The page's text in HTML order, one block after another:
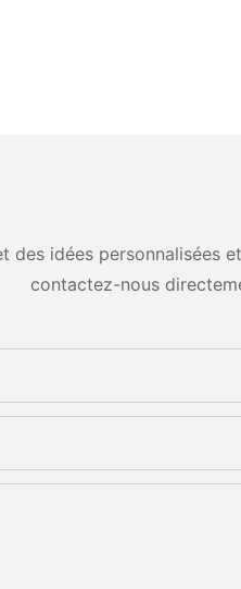
des idées personnalisées
contactez-nous